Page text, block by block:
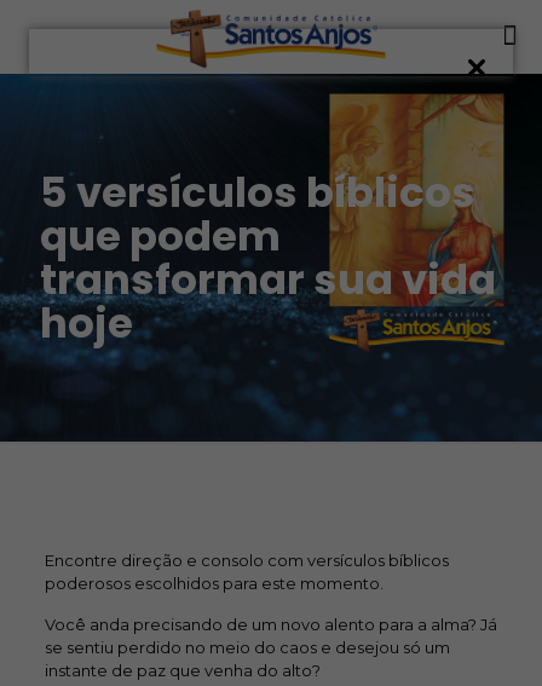
5 versículos bíblicos
que podem
transformar sua vida
hoje
Encontre direção e consolo com versículos bíblicos
poderosos escolhidos para este momento.
Você anda precisando de um novo alento para a alma? Já
se sentiu perdido no meio do caos e desejou só um
instante de paz que venha do alto?